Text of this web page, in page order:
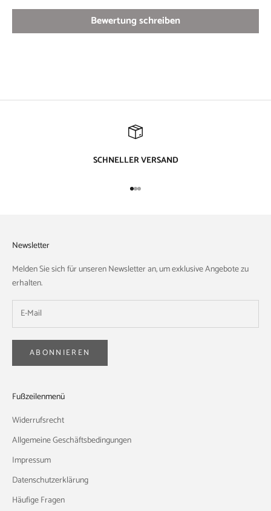
Bewertung schreiben
SCHNELLER VERSAND
Gehe zu Element 1
Gehe zu Element 2
Gehe zu Element 3
Newsletter
Melden Sie sich für unseren Newsletter an, um exklusive Angebote zu
erhalten.
ABONNIEREN
Fußzeilenmenü
Widerrufsrecht
Allgemeine Geschäftsbedingungen
Impressum
Datenschutzerklärung
Häufige Fragen